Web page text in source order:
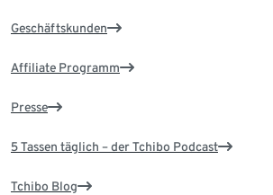
Geschäftskunden
Affiliate Programm
Presse
5 Tassen täglich – der Tchibo Podcast
Tchibo Blog